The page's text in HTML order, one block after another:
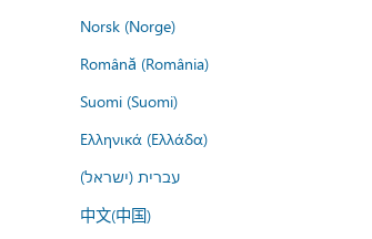
Norsk (Norge)
Română (România)
Suomi (Suomi)
Ελληνικά (Ελλάδα)
עברית (ישראל)
中文(中国)